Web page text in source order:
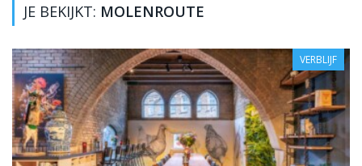
JE BEKIJKT: MOLENROUTE
VERBLIJF